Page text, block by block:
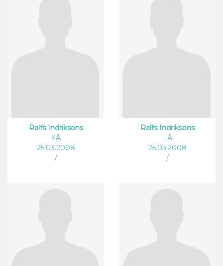
Ralfs Indriksons
KĀ
25.03.2008
/
Ralfs Indriksons
LĀ
25.03.2008
/